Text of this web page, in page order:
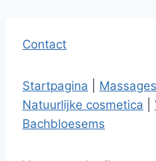
Contact
Startpagina Massages
Natuurlijke cosmetica
Bachbloesems